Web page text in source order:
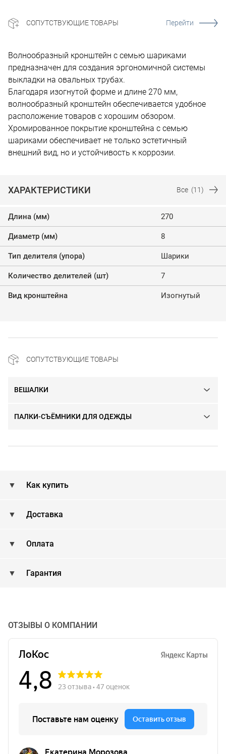
СОПУТСТВУЮЩИЕ ТОВАРЫ Перейти
Волнообразный кронштейн с семью шариками
предназначен для создания эргономичной системы
выкладки на овальных трубах.
Благодаря изогнутой форме и длине 270 мм,
волнообразный кронштейн обеспечивается удобное
расположение товаров с хорошим обзором.
Хромированное покрытие кронштейна с семью
шариками обеспечивает не только эстетичный
внешний вид, но и устойчивость к коррозии.
ХАРАКТЕРИСТИКИ Все (11)
Длина (мм) 270
Диаметр (мм) 8
Тип делителя (упора) Шарики
Количество делителей (шт) 7
Вид кронштейна Изогнутый
СОПУТСТВУЮЩИЕ ТОВАРЫ
ВЕШАЛКИ
ПАЛКИ-СЪЁМНИКИ ДЛЯ ОДЕЖДЫ
Как купить
Доставка
Оплата
Гарантия
ОТЗЫВЫ О КОМПАНИИ